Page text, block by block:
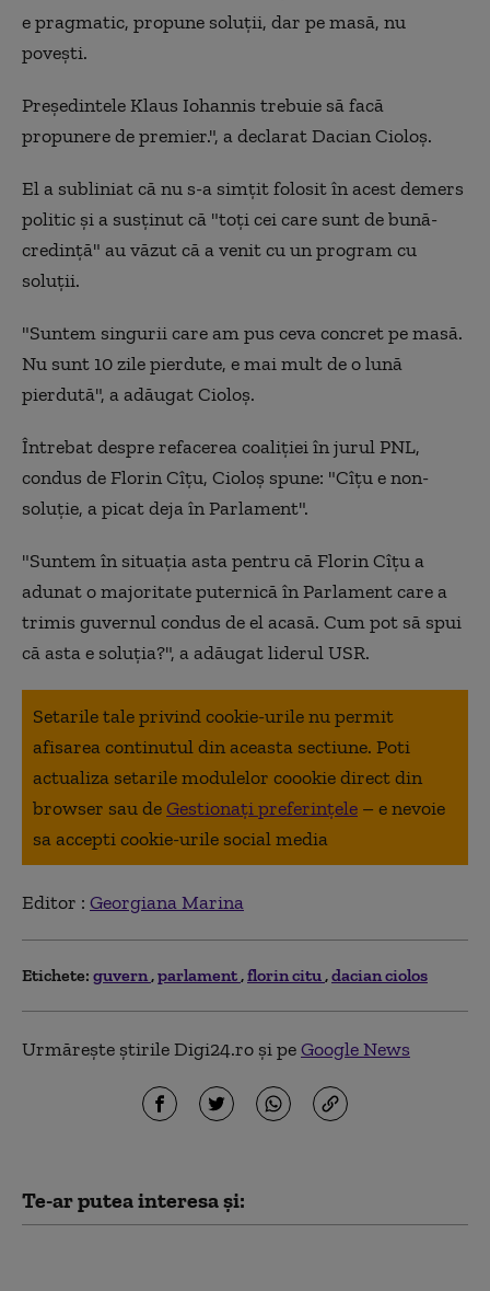
e pragmatic, propune soluții, dar pe masă, nu
povești.
Președintele Klaus Iohannis trebuie să facă
propunere de premier.", a declarat Dacian Cioloș.
El a subliniat că nu s-a simțit folosit în acest demers
politic și a susținut că "toți cei care sunt de bună-
credință" au văzut că a venit cu un program cu
soluții.
"Suntem singurii care am pus ceva concret pe masă.
Nu sunt 10 zile pierdute, e mai mult de o lună
pierdută", a adăugat Cioloș.
Întrebat despre refacerea coaliției în jurul PNL,
condus de Florin Cîțu, Cioloș spune: "Cîțu e non-
soluție, a picat deja în Parlament".
"Suntem în situația asta pentru că Florin Cîțu a
adunat o majoritate puternică în Parlament care a
trimis guvernul condus de el acasă. Cum pot să spui
că asta e soluția?", a adăugat liderul USR.
Setarile tale privind cookie-urile nu permit
afisarea continutul din aceasta sectiune. Poti
actualiza setarile modulelor coookie direct din
browser sau deGestionați preferințele – e nevoie
sa accepti cookie-urile social media
Editor : Georgiana Marina
Etichete: guvern parlament florin citu dacian ciolos
Urmărește știrile Digi24.ro și peGoogle News
Te-ar putea interesa și: